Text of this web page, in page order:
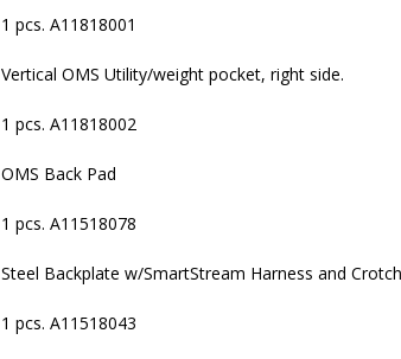
1 pcs. A11818001
Vertical OMS Utility/weight pocket, right side.
1 pcs. A11818002
OMS Back Pad
1 pcs. A11518078
Steel Backplate w/SmartStream Harness and
1 pcs. A11518043